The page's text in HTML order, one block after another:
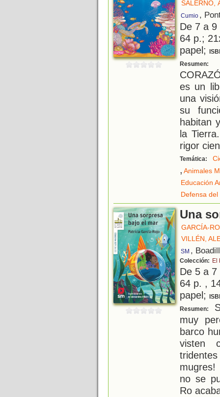
SALERNO,
Cumio ,
De 7 a
64 p.;
papel;
Resumen:
es un
una
su
habitan
la
rigor
Temática:
, Animales
Educación
Defensa
Una
GARCÍA-
VILLÉN,
SM ,
Colección: El
De 5 a
64 p. ,
papel;
Resumen:
muy
barco
visten
no se
Ro